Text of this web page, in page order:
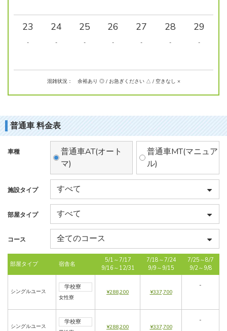
23
-
24
-
25
-
26
-
27
-
28
-
29
-
混雑状況： 余裕あり ◎ / お急ぎください △ / 空きなし ×
普通車 料金表
車種
普通車AT(オート
マ)
普通車MT(マニュア
ル)
施設タイプ
部屋タイプ
コース
部屋タイプ 宿舎名
5/1～7/17
9/16～12/31
7/18～7/24
9/9～9/15
7/25～8/7
9/2～9/8
シングルユース
学校寮
女性寮
¥288,200 ¥337,700
-
シングルユース
学校寮
¥288,200 ¥337,700
-